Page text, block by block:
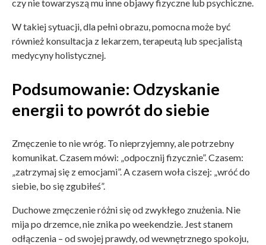
czy nie towarzyszą mu inne objawy fizyczne lub psychiczne.
W takiej sytuacji, dla pełni obrazu, pomocna może być
również konsultacja z lekarzem, terapeutą lub specjalistą
medycyny holistycznej.
Podsumowanie: Odzyskanie
energii to powrót do siebie
Zmęczenie to nie wróg. To nieprzyjemny, ale potrzebny
komunikat. Czasem mówi: „odpocznij fizycznie”. Czasem:
„zatrzymaj się z emocjami”. A czasem woła ciszej: „wróć do
siebie, bo się zgubiłeś”.
Duchowe zmęczenie różni się od zwykłego znużenia. Nie
mija po drzemce, nie znika po weekendzie. Jest stanem
odłączenia – od swojej prawdy, od wewnętrznego spokoju,